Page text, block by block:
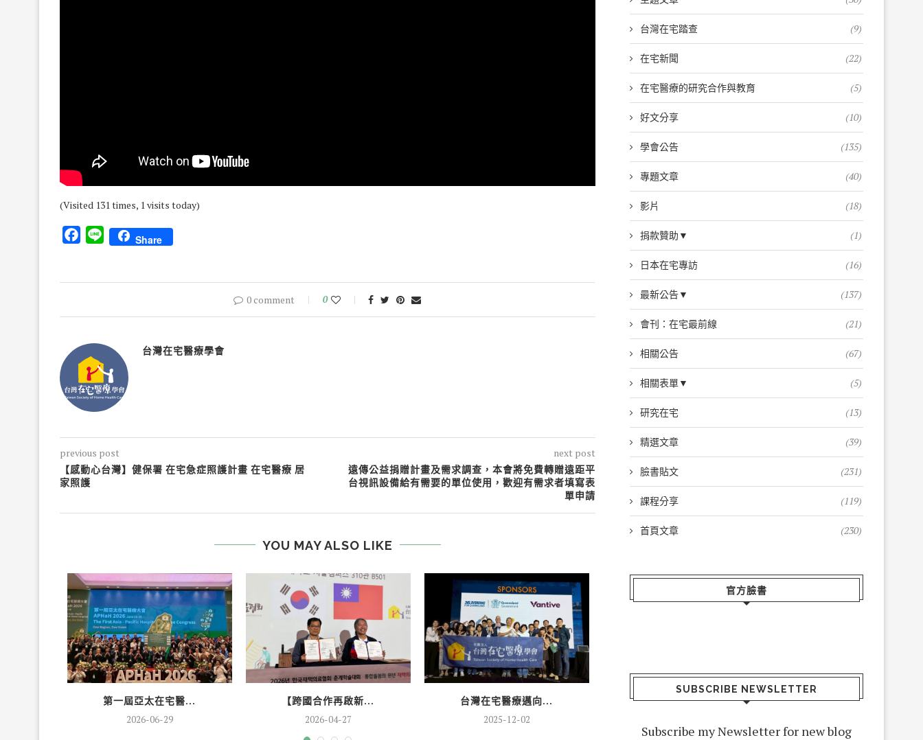
(Visited 131 times, 1 visits today)
Facebook
Line Share
0 comment 0
台灣在宅醫療學會
previous post
【感動心台灣】健保署 在宅急症照護計畫 在宅醫療 居
家照護
next post
遠傳公益捐贈計畫及需求調查，本會將免費轉贈遠距平
台視訊設備給有需要的單位使用，歡迎有需求者填寫表
單申請
YOU MAY ALSO LIKE
第一屆亞太在宅醫...
2026-06-29
【跨國合作再啟新...
2026-04-27
台灣在宅醫療邁向...
2025-12-02
致敬在宅醫療的實... 恭賀張凱評醫師榮...
2025-11-04
台灣在宅踏查 (9)
在宅新聞 (22)
在宅醫療的研究合作與教育 (5)
好文分享 (10)
學會公告 (135)
專題文章 (40)
影片 (18)
捐款贊助▼ (1)
日本在宅專訪 (16)
最新公告▼ (137)
會刊：在宅最前線 (21)
相關公告 (67)
相關表單▼ (5)
研究在宅 (13)
精選文章 (39)
臉書貼文 (231)
課程分享 (119)
首頁文章 (230)
官方臉書
SUBSCRIBE NEWSLETTER
Subscribe my Newsletter for new blog